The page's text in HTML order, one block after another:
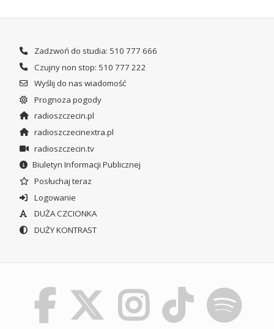
Zadzwoń do studia: 510 777 666
Czujny non stop: 510 777 222
Wyślij do nas wiadomość
Prognoza pogody
radioszczecin.pl
radioszczecinextra.pl
radioszczecin.tv
Biuletyn Informacji Publicznej
Posłuchaj teraz
Logowanie
DUŻA CZCIONKA
DUŻY KONTRAST